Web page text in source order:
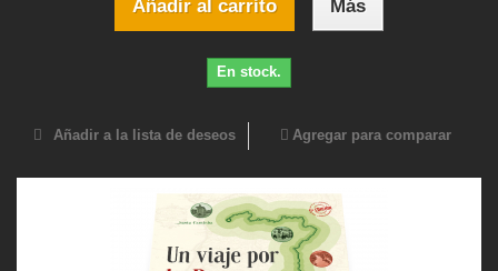
Añadir al carrito Más
En stock.
Añadir a la lista de deseos Agregar para comparar